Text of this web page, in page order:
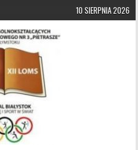
10 SIERPNIA 2026